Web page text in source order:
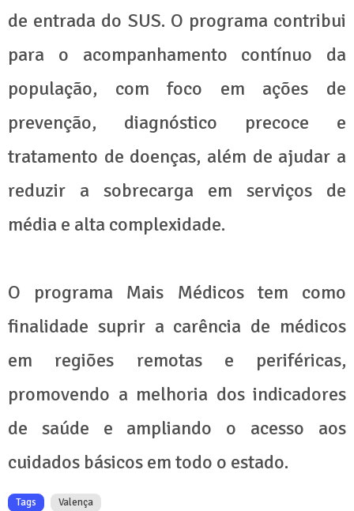
de entrada do SUS. O programa contribui
para o acompanhamento contínuo da
população, com foco em ações de
prevenção, diagnóstico precoce e
tratamento de doenças, além de ajudar a
reduzir a sobrecarga em serviços de
média e alta complexidade.
O programa Mais Médicos tem como
finalidade suprir a carência de médicos
em regiões remotas e periféricas,
promovendo a melhoria dos indicadores
de saúde e ampliando o acesso aos
cuidados básicos em todo o estado.
Tags Valença